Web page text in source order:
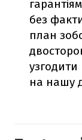
без
план
узгодити
на нашу